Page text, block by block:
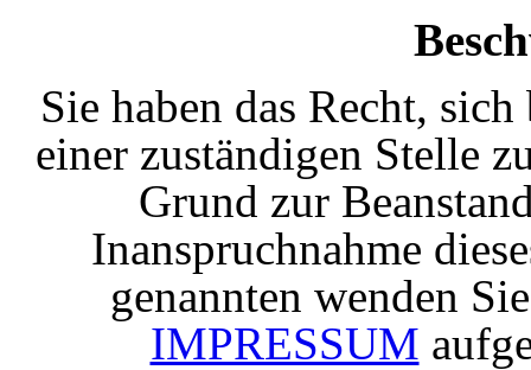
Sie haben das Recht,
einer zuständigen Stelle
Grund zur
Inanspruchnahme
genannten wenden
IMPRESSUM